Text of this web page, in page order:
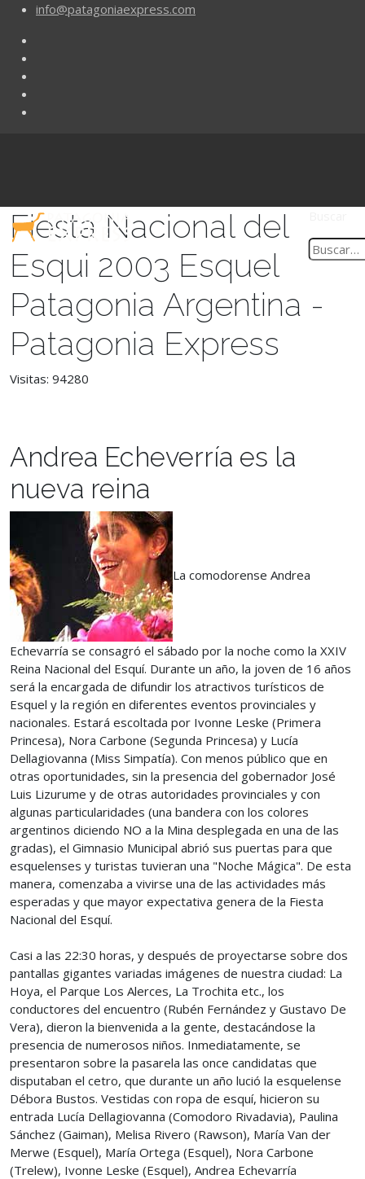
info@patagoniaexpress.com
Fiesta Nacional del
Esqui 2003 Esquel
Patagonia Argentina -
Patagonia Express
Visitas: 94280
Andrea Echeverría es la
nueva reina
La comodorense Andrea
Echevarría se consagró el sábado por la noche como la XXIV
Reina Nacional del Esquí. Durante un año, la joven de 16 años
será la encargada de difundir los atractivos turísticos de
Esquel y la región en diferentes eventos provinciales y
nacionales. Estará escoltada por Ivonne Leske (Primera
Princesa), Nora Carbone (Segunda Princesa) y Lucía
Dellagiovanna (Miss Simpatía). Con menos público que en
otras oportunidades, sin la presencia del gobernador José
Luis Lizurume y de otras autoridades provinciales y con
algunas particularidades (una bandera con los colores
argentinos diciendo NO a la Mina desplegada en una de las
gradas), el Gimnasio Municipal abrió sus puertas para que
esquelenses y turistas tuvieran una "Noche Mágica". De esta
manera, comenzaba a vivirse una de las actividades más
esperadas y que mayor expectativa genera de la Fiesta
Nacional del Esquí.
Casi a las 22:30 horas, y después de proyectarse sobre dos
pantallas gigantes variadas imágenes de nuestra ciudad: La
Hoya, el Parque Los Alerces, La Trochita etc., los
conductores del encuentro (Rubén Fernández y Gustavo De
Vera), dieron la bienvenida a la gente, destacándose la
presencia de numerosos niños. Inmediatamente, se
presentaron sobre la pasarela las once candidatas que
disputaban el cetro, que durante un año lució la esquelense
Débora Bustos. Vestidas con ropa de esquí, hicieron su
entrada Lucía Dellagiovanna (Comodoro Rivadavia), Paulina
Sánchez (Gaiman), Melisa Rivero (Rawson), María Van der
Merwe (Esquel), María Ortega (Esquel), Nora Carbone
(Trelew), Ivonne Leske (Esquel), Andrea Echevarría